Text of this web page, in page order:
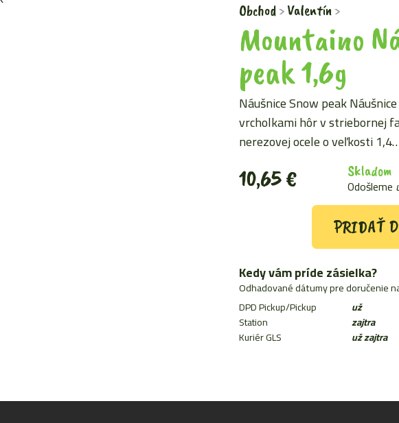
Obchod Valentín
Mountaino
peak 1,6g
Náušnice Snow peak
vrcholkami hôr v striebornej
nerezovej ocele o veľkosti
10,65€ Skladom
Odošleme
PRIDAŤ
Kedy vám príde zásielka?
Odhadované dátumy pre doručenie
DPD Pickup/Pickup
Station
už
zajtra
Kuriér GLS
už zajtra